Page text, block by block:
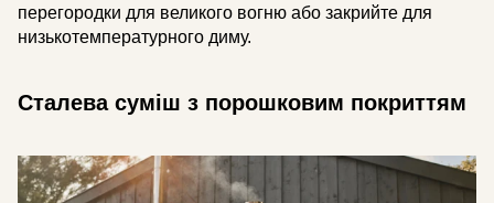
перегородки для великого вогню або закрийте для
низькотемпературного диму.
Сталева суміш з порошковим покриттям